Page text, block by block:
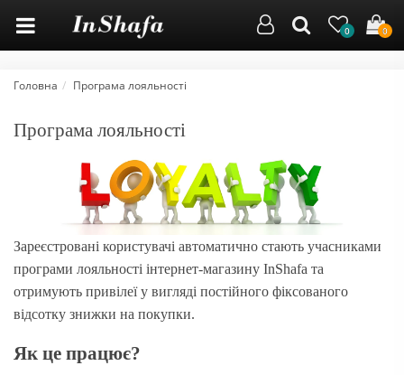
0 0
Головна Програма лояльності
Програма лояльності
Зареєстровані користувачі автоматично стають учасниками
програми лояльності інтернет-магазину InShafa та
отримують привілеї у вигляді постійного фіксованого
відсотку знижки на покупки.
Як це працює?